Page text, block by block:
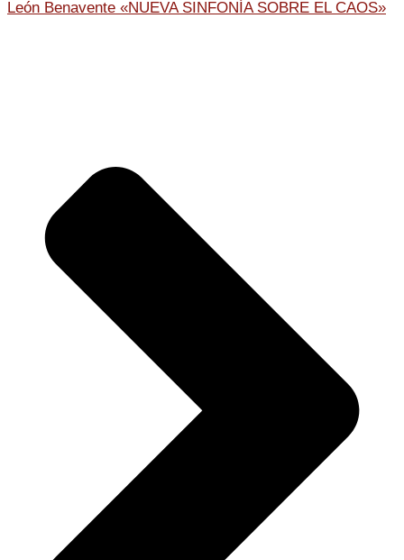
León Benavente «NUEVA SINFONÍA SOBRE EL CAOS»